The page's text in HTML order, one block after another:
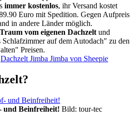
immer kostenlos, ihr Versand kostet
Euro mit Spedition. Gegen Aufpreis
in andere Länder möglich.
Traum vom eigenen Dachzelt und
auf dem Autodach" zu den
Preisen.
Dachzelt Jimba Jimba von Sheepie
und Beinfreiheit! Bild: tour-tec